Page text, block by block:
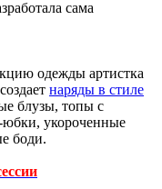
сама
одежды артистка
наряды в стиле
блузы, топы с
укороченные
боди.